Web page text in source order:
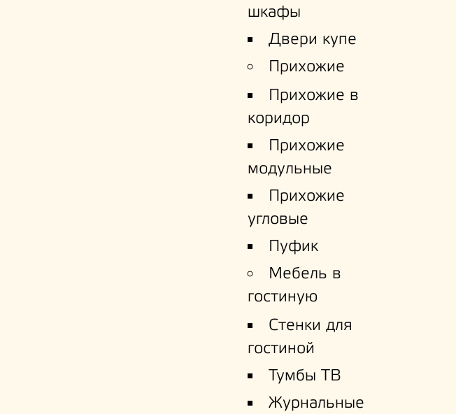
шкафы
Двери купе
Прихожие
Прихожие в
коридор
Прихожие
модульные
Прихожие
угловые
Пуфик
Мебель в
гостиную
Стенки для
гостиной
Тумбы ТВ
Журнальные